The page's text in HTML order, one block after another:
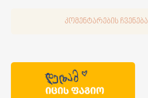
კომენტარების ჩვენება